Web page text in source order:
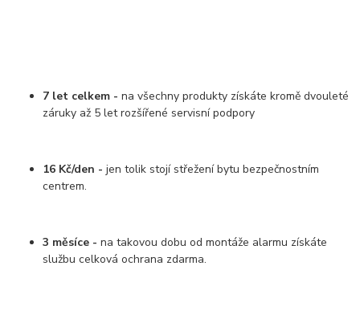
7 let celkem -na všechny produkty získáte kromě dvouleté
záruky až 5 let rozšířené servisní podpory
16 Kč/den -jen tolik stojí střežení bytu bezpečnostním
centrem.
3 měsíce -na takovou dobu od montáže alarmu získáte
službu celková ochrana zdarma.